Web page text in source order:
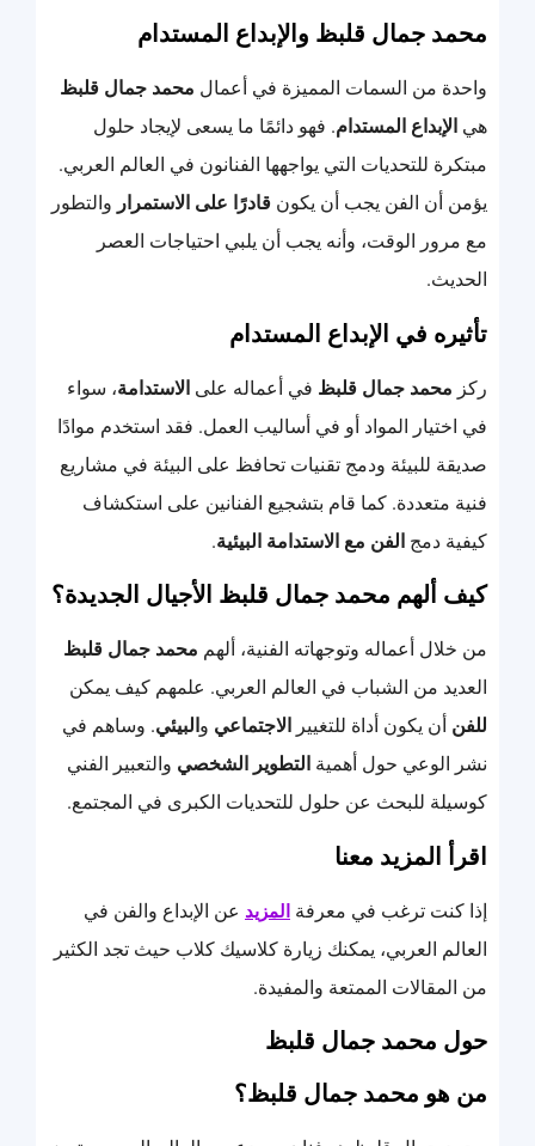
محمد جمال قلبظ والإبداع المستدام
واحدة من السمات المميزة في أعمال محمد جمال قلبظ
هي الإبداع المستدام. فهو دائمًا ما يسعى لإيجاد حلول
مبتكرة للتحديات التي يواجهها الفنانون في العالم العربي.
يؤمن أن الفن يجب أن يكون قادرًا على الاستمرار والتطور
مع مرور الوقت، وأنه يجب أن يلبي احتياجات العصر
الحديث.
تأثيره في الإبداع المستدام
ركز محمد جمال قلبظ في أعماله على الاستدامة، سواء
في اختيار المواد أو في أساليب العمل. فقد استخدم موادًا
صديقة للبيئة ودمج تقنيات تحافظ على البيئة في مشاريع
فنية متعددة. كما قام بتشجيع الفنانين على استكشاف
كيفية دمج الفن مع الاستدامة البيئية.
كيف ألهم محمد جمال قلبظ الأجيال الجديدة؟
من خلال أعماله وتوجهاته الفنية، ألهم محمد جمال قلبظ
العديد من الشباب في العالم العربي. علمهم كيف يمكن
للفن أن يكون أداة للتغيير الاجتماعي و البيئي. وساهم في
نشر الوعي حول أهمية التطوير الشخصي والتعبير الفني
كوسيلة للبحث عن حلول للتحديات الكبرى في المجتمع.
اقرأ المزيد معنا
إذا كنت ترغب في معرفة المزيد عن الإبداع والفن في
العالم العربي، يمكنك زيارة كلاسيك كلاب حيث تجد الكثير
من المقالات الممتعة والمفيدة.
حول محمد جمال قلبظ
من هو محمد جمال قلبظ؟